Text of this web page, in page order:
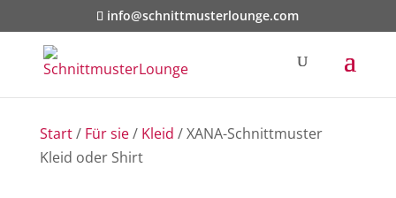
info@schnittmusterlounge.com
Start/ Für sie/ Kleid / XANA-Schnittmuster
Kleid oder Shirt